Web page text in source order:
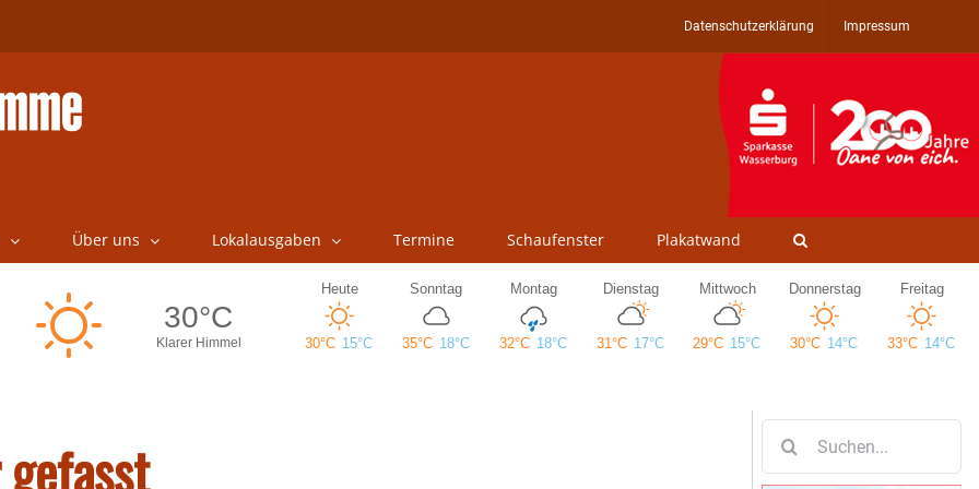
Datenschutzerklärung Impressum
Über uns Lokalausgaben Termine Schaufenster Plakatwand
nach: